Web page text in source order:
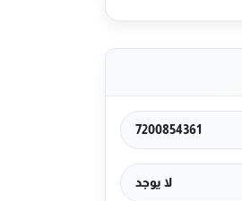
7200854361
لا يوجد